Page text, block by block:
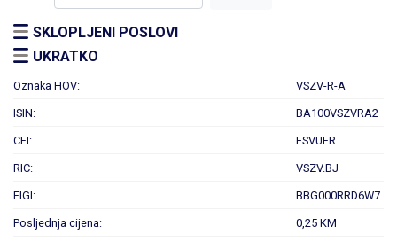
SKLOPLJENI POSLOVI
UKRATKO
Oznaka HOV: VSZV-R-A
ISIN: BA100VSZVRA2
CFI: ESVUFR
RIC: VSZV.BJ
FIGI: BBG000RRD6W7
Posljednja cijena: 0,25 KM